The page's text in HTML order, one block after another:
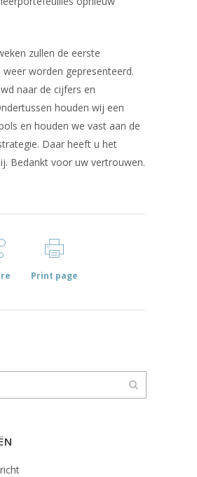
zullen de eerste
worden gepresenteerd.
naar de cijfers en
houden wij een
en houden we vast aan de
Daar heeft u het
Bedankt voor uw vertrouwen.
Print page